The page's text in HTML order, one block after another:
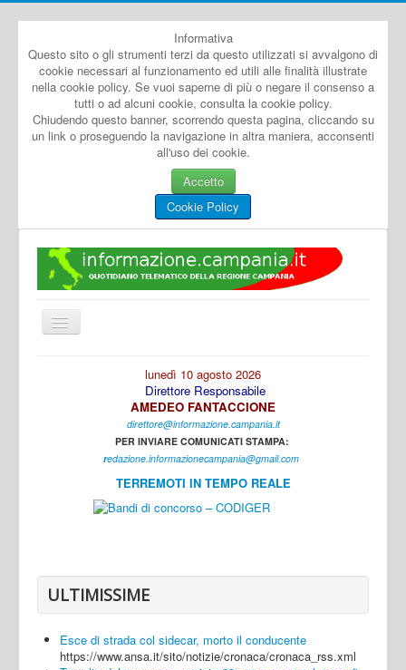
Informativa
Questo sito o gli strumenti terzi da questo utilizzati si avvalgono di
cookie necessari al funzionamento ed utili alle finalità illustrate
nella cookie policy. Se vuoi saperne di più o negare il consenso a
tutti o ad alcuni cookie, consulta la cookie policy.
Chiudendo questo banner, scorrendo questa pagina, cliccando su
un link o proseguendo la navigazione in altra maniera, acconsenti
all'uso dei cookie.
Accetto
Cookie Policy
Cambia
navigazione
Caserta
Napoli
lunedì 10 agosto 2026
Direttore Responsabile
AMEDEO FANTACCIONE
direttore@informazione.campania.it
PER INVIARE COMUNICATI STAMPA:
redazione.informazionecampania@gmail.com
TERREMOTI IN TEMPO REALE
ULTIMISSIME
Esce di strada col sidecar, morto il conducente
https://www.ansa.it/sito/notizie/cronaca/cronaca_rss.xml